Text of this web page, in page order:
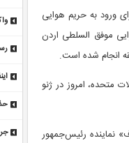
ورود به حریم هوایی
اف-۱۵ آمریکایی از ۲۵ ژانویه در پایگاه هوایی موفق السلطی اردن
متحده، امروز در ژنو
نماینده رئیس‌جمهور
جریمه ۵